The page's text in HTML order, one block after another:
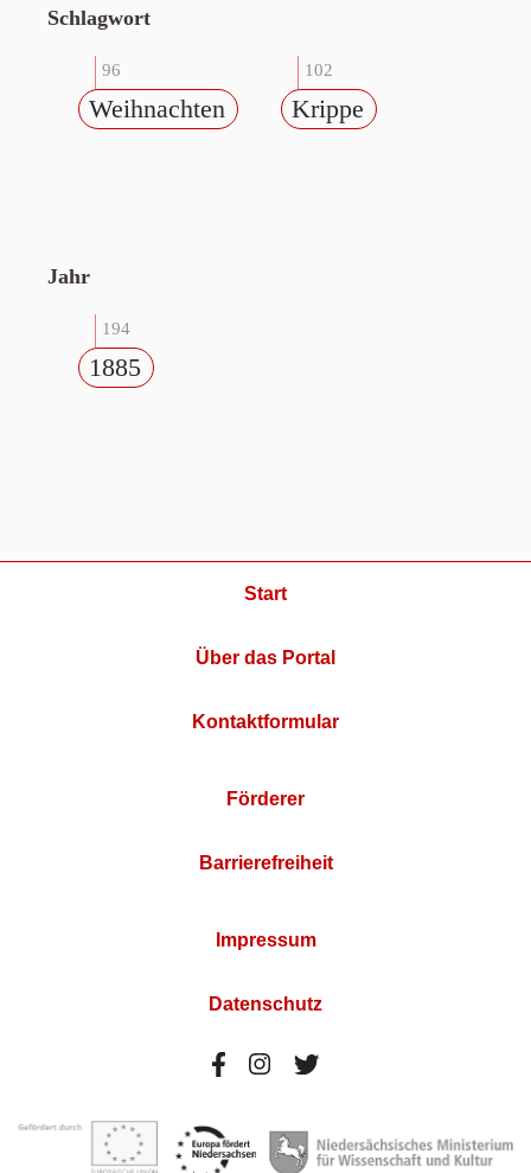
Schlagwort
96
Weihnachten
102
Krippe
Jahr
194
1885
Start
Über das Portal
Kontaktformular
Förderer
Barrierefreiheit
Impressum
Datenschutz